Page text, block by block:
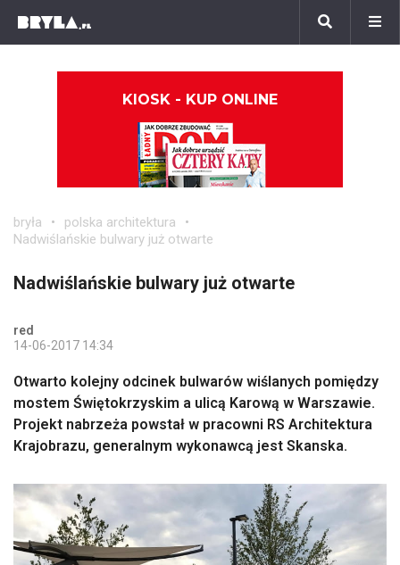
KIOSK - KUP ONLINE
bryła
polska architektura
Nadwiślańskie bulwary już otwarte
Nadwiślańskie bulwary już otwarte
red
14-06-2017 14:34
Otwarto kolejny odcinek bulwarów wiślanych pomiędzy
mostem Świętokrzyskim a ulicą Karową w Warszawie.
Projekt nabrzeża powstał w pracowni RS Architektura
Krajobrazu, generalnym wykonawcą jest Skanska.